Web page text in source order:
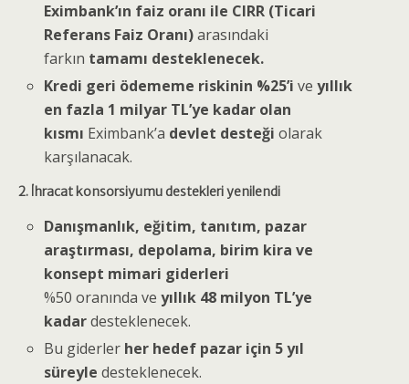
Eximbank’ın faiz oranı ile CIRR (Ticari
Referans Faiz Oranı)arasındaki
farkın tamamı desteklenecek.
Kredi geri ödememe riskinin %25’i veyıllık
en fazla 1 milyar TL’ye kadar olan
kısmı Eximbank’a devlet desteği olarak
karşılanacak.
2. İhracat konsorsiyumu destekleri yenilendi
Danışmanlık, eğitim, tanıtım, pazar
araştırması, depolama, birim kira ve
konsept mimari giderleri
%50 oranında veyıllık 48 milyon TL’ye
kadardesteklenecek.
Bu giderler her hedef pazar için 5 yıl
süreyle desteklenecek.